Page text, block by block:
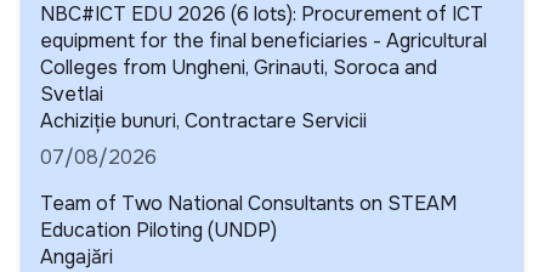
NBC#ICT EDU 2026 (6 lots): Procurement of ICT
equipment for the final beneficiaries - Agricultural
Colleges from Ungheni, Grinauti, Soroca and
Svetlai
Detalii
Achiziție bunuri, Contractare Servicii
07/08/2026
Team of Two National Consultants on STEAM
Education Piloting (UNDP)
Detalii
Angajări